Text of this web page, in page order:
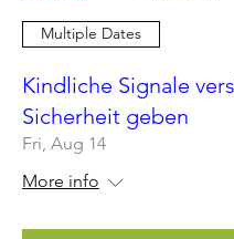
Multiple Dates
Kindliche Signale
Sicherheit geben
Fri, Aug 14
More info